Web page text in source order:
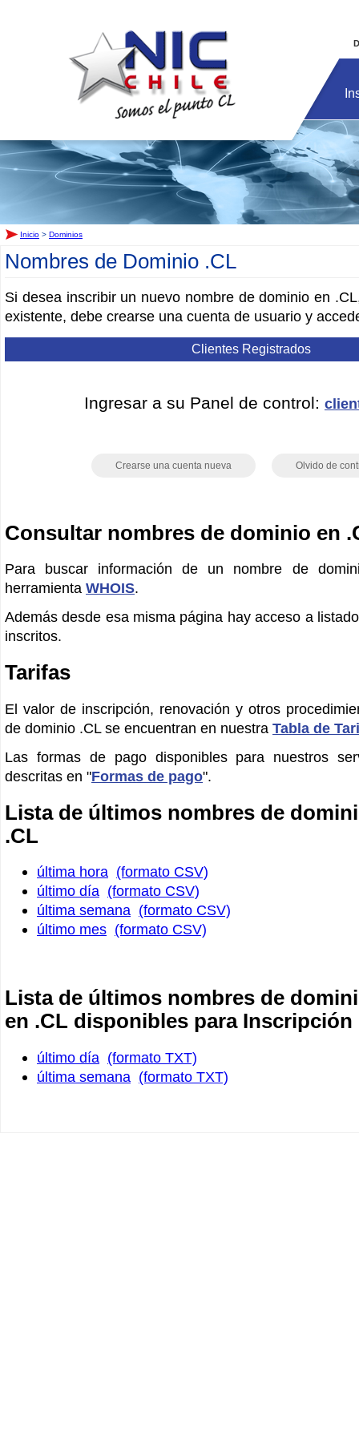
Inicio > Dominios
Nombres de Dominio .CL
Si desea inscribir un nuevo nombre de dominio en
existente, debe crearse una cuenta de usuario y
Clientes Registrados
Ingresar a su Panel de control:
Crearse una cuenta nueva Olvido de
Consultar nombres de dominio en
Para buscar información de un nombre de
herramienta WHOIS.
Además desde esa misma página hay acceso a
inscritos.
Tarifas
El valor de inscripción, renovación y otros
de dominio .CL se encuentran en nuestra Tabla de
Las formas de pago disponibles para nuestros
descritas en "Formas de pago".
Lista de últimos nombres de
.CL
última hora (formato CSV)
último día (formato CSV)
última semana (formato CSV)
último mes (formato CSV)
Lista de últimos nombres de
en .CL disponibles para Inscripción
último día (formato TXT)
última semana (formato TXT)